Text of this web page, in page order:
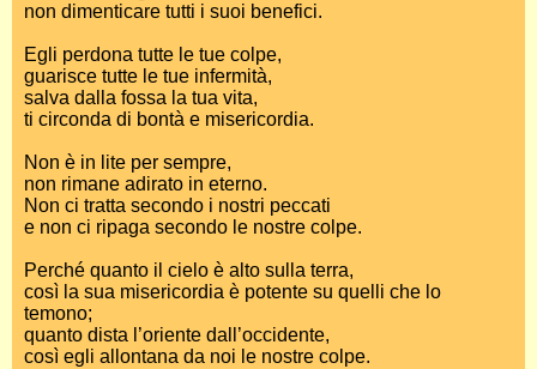
non dimenticare tutti i suoi benefici.
Egli perdona tutte le tue colpe,
guarisce tutte le tue infermità,
salva dalla fossa la tua vita,
ti circonda di bontà e misericordia.
Non è in lite per sempre,
non rimane adirato in eterno.
Non ci tratta secondo i nostri peccati
e non ci ripaga secondo le nostre colpe.
Perché quanto il cielo è alto sulla terra,
così la sua misericordia è potente su quelli che lo
temono;
quanto dista l’oriente dall’occidente,
così egli allontana da noi le nostre colpe.